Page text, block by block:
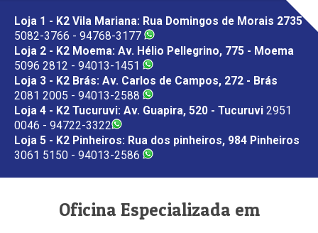
Loja 1 - K2 Vila Mariana: Rua Domingos de Morais 2735
5082-3766 - 94768-3177
Loja 2 - K2 Moema: Av. Hélio Pellegrino, 775 - Moema
5096 2812 - 94013-1451
Loja 3 - K2 Brás: Av. Carlos de Campos, 272 - Brás
2081 2005 - 94013-2588
Loja 4 - K2 Tucuruvi: Av. Guapira, 520 - Tucuruvi 2951
0046 - 94722-3322
Loja 5 - K2 Pinheiros: Rua dos pinheiros, 984 Pinheiros
3061 5150 - 94013-2586
Oficina Especializada em